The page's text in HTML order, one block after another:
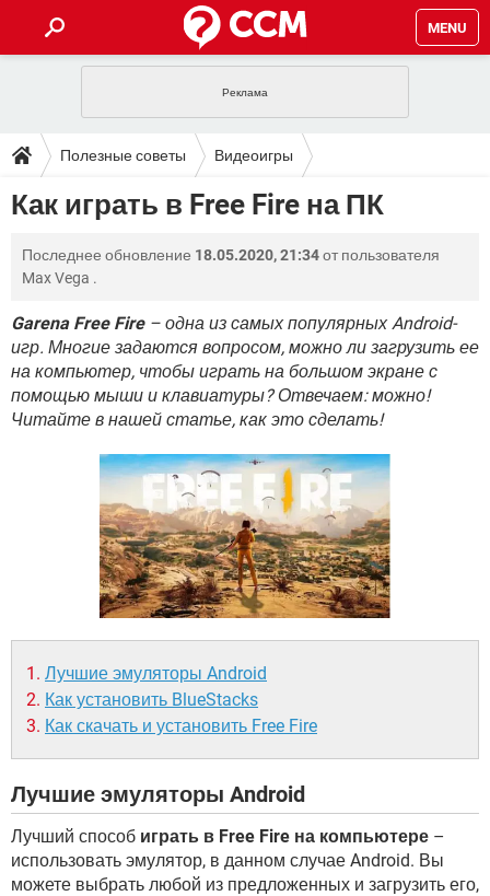
MENU
INSTAGRAM FACEBOOK
ИГРЫ WINDOWS 10
GOOGLE
ПОЛЕЗНЫЕ СОВЕТЫ
TIKTOK TELEGRAM
WHATSAPP INSTAGRAM
FACEBOOK ИГРЫ
ВИДЕО GOOGLE
YANDEX
ЗАГРУЗКИ
WHATSAPP
WINDOWS 10 ВКОНТАКТЕ
GOOGLE
YANDEX
ФОРУМ
WHATSAPP INSTAGRAM
FACEBOOK ИГРЫ
WINDOWS 10 ВКОНТАКТЕ
TIKTOK TELEGRAM
INSTAGRAM
FACEBOOK ИГРЫ
WINDOWS 10 ВКОНТАКТЕ
GOOGLE
Полезные советы Видеоигры
Как играть в Free Fire на ПК
Последнее обновление 18.05.2020, 21:34от пользователя
Max Vega .
Garena Free Fire– одна из самых популярных Android-
игр. Многие задаются вопросом, можно ли загрузить ее
на компьютер, чтобы играть на большом экране с
помощью мыши и клавиатуры? Отвечаем: можно!
Читайте в нашей статье, как это сделать!
Лучшие эмуляторы Android
Как установить BlueStacks
Как скачать и установить Free Fire
Лучшие эмуляторы Android
Лучший способ играть в Free Fire на компьютере –
использовать эмулятор, в данном случае Android. Вы
можете выбрать любой из предложенных и загрузить его,